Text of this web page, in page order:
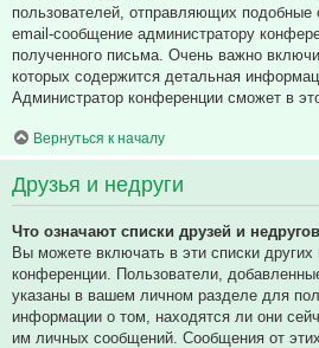
пользователей, отправляющих подобные
email-сообщение администратору
полученного письма. Очень важно
которых содержится детальная
Администратор конференции сможет в
Вернуться к началу
Друзья и недруги
Что означают списки друзей и
Вы можете включать в эти списки других
конференции. Пользователи,
указаны в вашем личном разделе для
информации о том, находятся ли они
им личных сообщений. Сообщения от